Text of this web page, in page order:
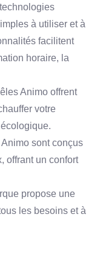
à utiliser et à
facilitent
horaire, la
Animo offrent
votre
sont conçus
offrant un confort
propose une
les besoins et à